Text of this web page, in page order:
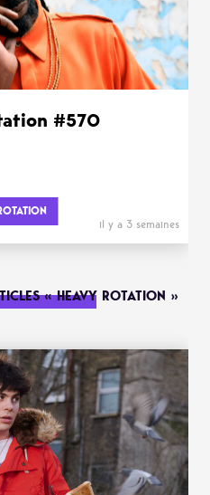
#570
il y a 3 semaines
« HEAVY ROTATION »